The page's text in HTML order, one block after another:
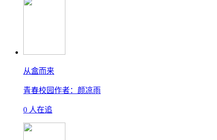
从盒而来
青春校园作者：颜凉雨
0 人在追